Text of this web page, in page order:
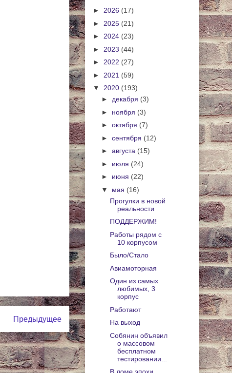
Предыдущее
► 2026 (17)
► 2025 (21)
► 2024 (23)
► 2023 (44)
► 2022 (27)
► 2021 (59)
▼ 2020 (193)
► декабря (3)
► ноября (3)
► октября (7)
► сентября (12)
► августа (15)
► июля (24)
► июня (22)
▼ мая (16)
Прогулки в новой
реальности
ПОДДЕРЖИМ!
Работы рядом с
10 корпусом
Было/Стало
Авиамоторная
Один из самых
любимых, 3
корпус
Работают
На выход
Собянин объявил
о массовом
бесплатном
тестировании...